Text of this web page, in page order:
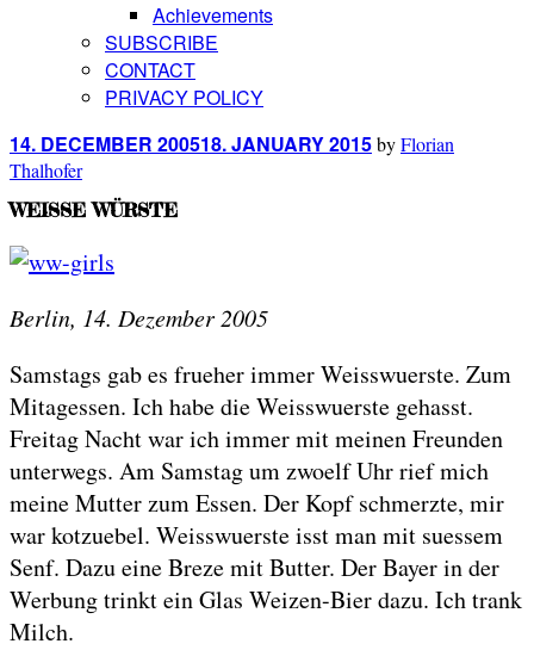
Achievements
SUBSCRIBE
CONTACT
PRIVACY POLICY
Posted
on
14. DECEMBER 200518. JANUARY 2015byFlorian
Thalhofer
WEISSE WÜRSTE
Berlin, 14. Dezember 2005
Samstags gab es frueher immer Weisswuerste. Zum
Mitagessen. Ich habe die Weisswuerste gehasst.
Freitag Nacht war ich immer mit meinen Freunden
unterwegs. Am Samstag um zwoelf Uhr rief mich
meine Mutter zum Essen. Der Kopf schmerzte, mir
war kotzuebel. Weisswuerste isst man mit suessem
Senf. Dazu eine Breze mit Butter. Der Bayer in der
Werbung trinkt ein Glas Weizen-Bier dazu. Ich trank
Milch.